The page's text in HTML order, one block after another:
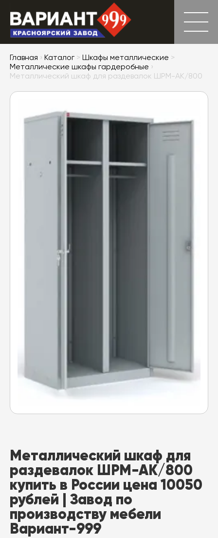
Главная › Каталог > Шкафы металлические >
Металлические шкафы гардеробные ›
Металлический шкаф для раздевалок ШРМ-АК/800
Металлический шкаф для
раздевалок ШРМ-АК/800
купить в России цена 10050
рублей | Завод по
производству мебели
Вариант-999